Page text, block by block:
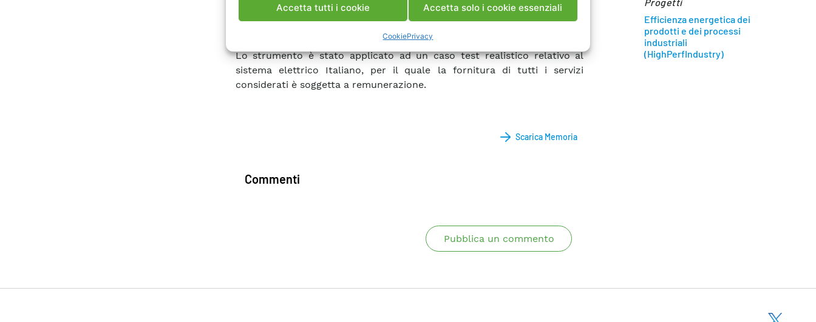
Accetta tutti i cookie Accetta solo i cookie essenziali
CookiePrivacy
di essere accoppiato ad un generatore da fonte rinnovabile non
Lo strumento è stato applicato ad un caso test realistico relativo al
sistema elettrico Italiano, per il quale la fornitura di tutti i servizi
considerati è soggetta a remunerazione.
Scarica Memoria
Efficienza energetica dei
prodotti e dei processi
industriali
(HighPerfIndustry)
Commenti
Pubblica un commento